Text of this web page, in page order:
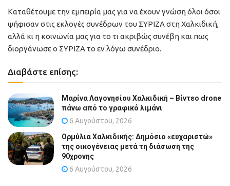
Καταθέτουμε την εμπειρία μας για να έχουν γνώση όλοι όσοι
ψήφισαν στις εκλογές συνέδρων του ΣΥΡΙΖΑ στη Χαλκιδική,
αλλά κι η κοινωνία μας για το τι ακριβώς συνέβη και πως
διοργάνωσε ο ΣΥΡΙΖΑ το εν λόγω συνέδριο.
Διαβάστε επίσης:
Μαρίνα Λαγονησίου Χαλκιδική – Βίντεο drone
πάνω από το γραφικό λιμάνι
6 Αυγούστου, 2026
Ορμύλια Χαλκιδικής: Δημόσιο «ευχαριστώ»
της οικογένειας μετά τη διάσωση της
90χρονης
6 Αυγούστου, 2026